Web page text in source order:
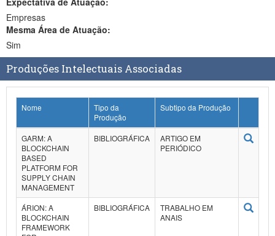
Empresas
Mesma Área de Atuação:
Sim
Produções Intelectuais Associadas
Nome
Tipo da
Produção
Subtipo da Produção
GARM: A
BLOCKCHAIN
BASED
PLATFORM FOR
SUPPLY CHAIN
MANAGEMENT
BIBLIOGRÁFICA
ARTIGO EM
PERIÓDICO
ÁRION: A
BLOCKCHAIN
FRAMEWORK
BIBLIOGRÁFICA
TRABALHO EM
ANAIS